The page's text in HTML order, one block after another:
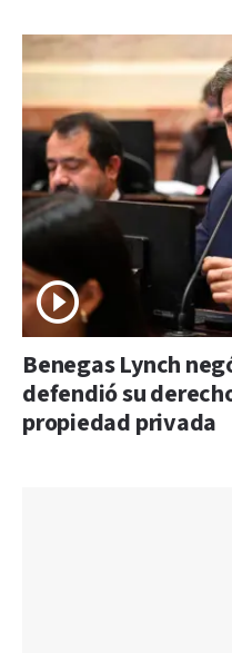
Benegas Lynch
defendió su
propiedad privada